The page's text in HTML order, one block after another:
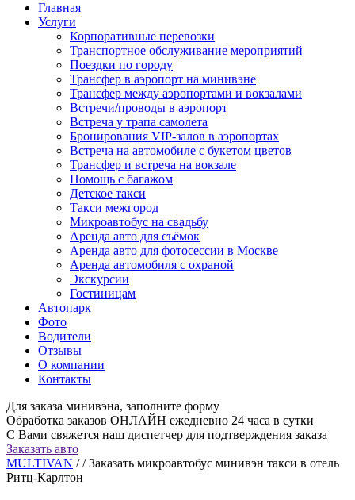
Главная
Услуги
Корпоративные перевозки
Транспортное обслуживание мероприятий
Поездки по городу
Трансфер в аэропорт на минивэне
Трансфер между аэропортами и вокзалами
Встречи/проводы в аэропорт
Встреча у трапа самолета
Бронирования VIP-залов в аэропортах
Встреча на автомобиле с букетом цветов
Трансфер и встреча на вокзале
Помощь с багажом
Детское такси
Такси межгород
Микроавтобус на свадьбу
Аренда авто для съёмок
Аренда авто для фотосессии в Москве
Аренда автомобиля с охраной
Экскурсии
Гостиницам
Автопарк
Фото
Водители
Отзывы
О компании
Контакты
Для заказа минивэна, заполните форму
Обработка заказов ОНЛАЙН ежедневно 24 часа в сутки
С Вами свяжется наш диспетчер для подтверждения заказа
Заказать авто
MULTIVAN / / Заказать микроавтобус минивэн такси в отель
Ритц-Карлтон